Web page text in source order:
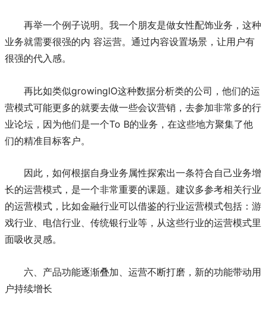
再举一个例子说明。我一个朋友是做女性配饰业务，这种
业务就需要很强的内 容运营。通过内容设置场景，让用户有
很强的代入感。
再比如类似growingIO这种数据分析类的公司，他们的运
营模式可能更多的就要去做一些会议营销，去参加非常多的行
业论坛，因为他们是一个To B的业务，在这些地方聚集了他
们的精准目标客户。
因此，如何根据自身业务属性探索出一条符合自己业务增
长的运营模式，是一个非常重要的课题。建议多参考相关行业
的运营模式，比如金融行业可以借鉴的行业运营模式包括：游
戏行业、电信行业、传统银行业等，从这些行业的运营模式里
面吸收灵感。
六、产品功能逐渐叠加、运营不断打磨，新的功能带动用
户持续增长